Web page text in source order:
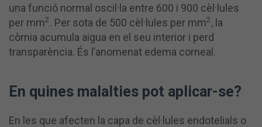
una funció normal oscil·la entre 600 i 900 cèl·lules
per mm2. Per sota de 500 cèl·lules per mm2, la
còrnia acumula aigua en el seu interior i perd
transparència. És l’anomenat edema corneal.
En quines malalties pot aplicar-se?
En les que afecten la capa de cèl·lules endotelials o